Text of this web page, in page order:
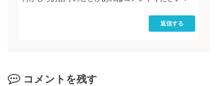
返信する
コメントを残す